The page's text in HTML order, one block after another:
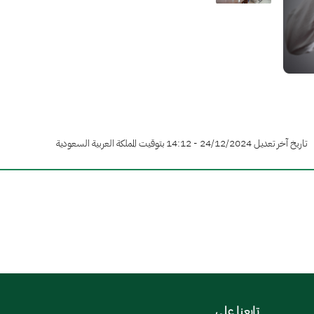
تاريخ آخر تعديل 24/12/2024 - 14:12 بتوقيت المملكة العربية السعودية